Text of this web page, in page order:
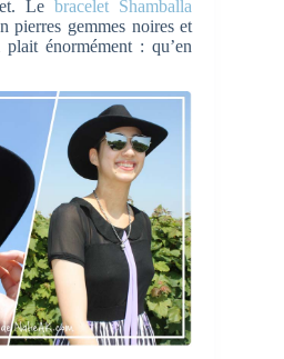
Lebracelet Shamballa
pierres gemmes noires et
énormément : qu’en